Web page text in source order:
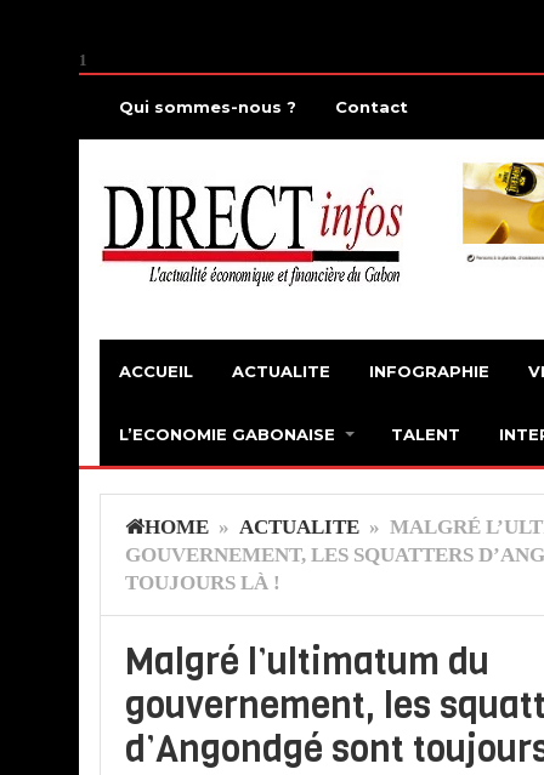
1
Qui sommes-nous ? Contact
ACCUEIL ACTUALITE INFOGRAPHIE
L’ECONOMIE GABONAISE TALENT
HOME » ACTUALITE » MALGRÉ
GOUVERNEMENT, LES SQUATTERS
TOUJOURS LÀ !
Malgré l’ultimatum du
gouvernement, les
d’Angondgé sont